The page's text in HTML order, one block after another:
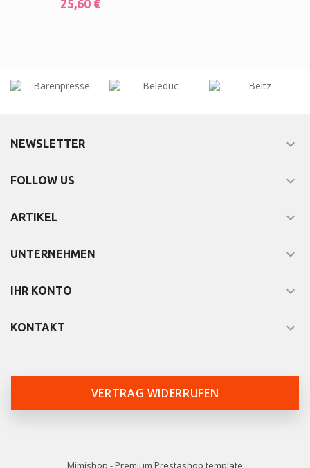
25,60 €
NEWSLETTER 
FOLLOW US 
ARTIKEL 
UNTERNEHMEN 
IHR KONTO 
KONTAKT 
VERTRAG WIDERRUFEN
Mimishop - Premium Prestashop template